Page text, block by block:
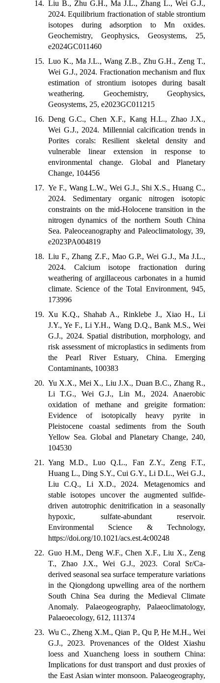
14. Liu B., Zhu G.H., Ma J.L., Zhang L., Wei G.J.,
2024. Equilibrium fractionation of stable strontium
isotopes during adsorption to Mn oxides.
Geochemistry, Geophysics, Geosystems, 25,
e2024GC011460
15. Luo K., Ma J.L., Wang Z.B., Zhu G.H., Zeng T.,
Wei G.J., 2024. Fractionation mechanism and flux
estimation of strontium isotopes during basalt
weathering. Geochemistry, Geophysics,
Geosystems, 25, e2023GC011215
16. Deng G.C., Chen X.F., Kang H.L., Zhao J.X.,
Wei G.J., 2024. Millennial calcification trends in
Porites corals: Resilient skeletal density and
vulnerable linear extension in response to
environmental change. Global and Planetary
Change, 104456
17. Ye F., Wang L.W., Wei G.J., Shi X.S., Huang C.,
2024. Sedimentary organic nitrogen isotopic
constraints on the mid-Holocene transition in the
nitrogen dynamics of the northern South China
Sea. Paleoceanography and Paleoclimatology, 39,
e2023PA004819
18. Liu F., Zhang Z.F., Mao G.P., Wei G.J., Ma J.L.,
2024. Calcium isotope fractionation during
weathering of argillaceous carbonates in a humid
climate. Science of the Total Environment, 945,
173996
19. Xu K.Q., Shahab A., Rinklebe J., Xiao H., Li
J.Y., Ye F., Li Y.H., Wang D.Q., Bank M.S., Wei
G.J., 2024. Spatial distribution, morphology, and
risk assessment of microplastics in sediments from
the Pearl River Estuary, China. Emerging
Contaminants, 100383
20. Yu X.X., Mei X., Liu J.X., Duan B.C., Zhang R.,
Li T.G., Wei G.J., Lin M., 2024. Anaerobic
oxidation of methane and greigite formation:
Evidence of isotopically heavy pyrite in
Pleistocene coastal sediments from the South
Yellow Sea. Global and Planetary Change, 240,
104530
21. Yang M.D., Luo Q.L., Fan Z.Y., Zeng F.T.,
Huang L., Ding S.Y., Cui G.Y., Li D.L., Wei G.J.,
Liu C.Q., Li X.D., 2024. Metagenomics and
stable isotopes uncover the augmented sulfide-
driven autotrophic denitrification in a seasonally
hypoxic, sulfate-abundant reservoir.
Environmental Science & Technology,
https://doi.org/10.1021/acs.est.4c00248
22. Guo H.M., Deng W.F., Chen X.F., Liu X., Zeng
T., Zhao J.X., Wei G.J., 2023. Coral Sr/Ca-
derived seasonal sea surface temperature variations
in the Qiongdong upwelling area of the northern
South China Sea during the Medieval Climate
Anomaly. Palaeogeography, Palaeoclimatology,
Palaeoecology, 612, 111374
23. Wu C., Zheng X.M., Qian P., Qu P, He M.H., Wei
G.J., 2023. Provenances of the Oldest Xiashu
loess and Xuancheng loess in southern China:
Implications for dust transport and dust proxies of
the East Asian winter monsoon. Palaeogeography,